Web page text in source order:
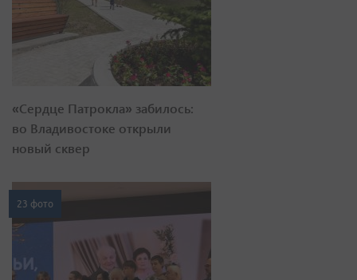
«Сердце Патрокла» забилось:
во Владивостоке открыли
новый сквер
23 фото